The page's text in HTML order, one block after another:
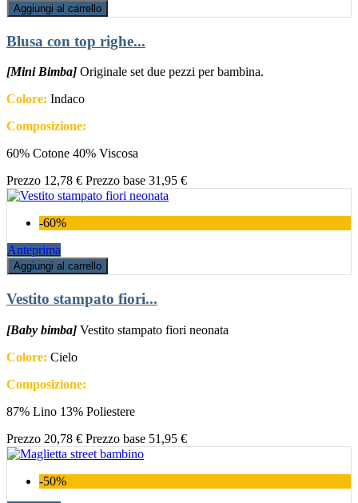
Aggiungi al carrello
Blusa con top righe...
[Mini Bimba] Originale set due pezzi per bambina.
Colore: Indaco
Composizione:
60% Cotone 40% Viscosa
Prezzo 12,78 € Prezzo base 31,95 €
-60%
Anteprima
Aggiungi al carrello
Vestito stampato fiori...
[Baby bimba] Vestito stampato fiori neonata
Colore: Cielo
Composizione:
87% Lino 13% Poliestere
Prezzo 20,78 € Prezzo base 51,95 €
-50%